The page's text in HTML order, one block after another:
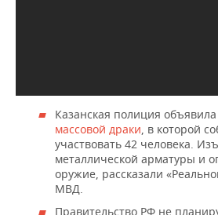
Казанская полиция
массовой драки, в которой
участвовать 42 человека.
металлической арматуры и
оружие, рассказали
МВД.
Правительство РФ не